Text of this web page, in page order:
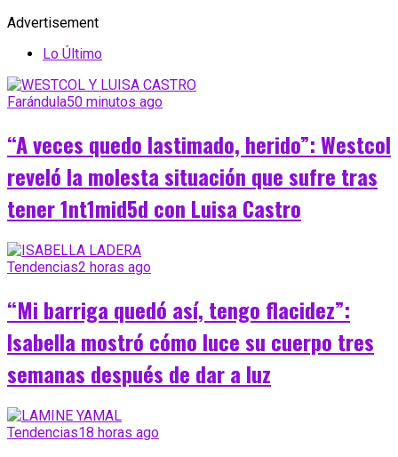
Advertisement
Lo Último
Farándula50 minutos ago
“A veces quedo lastimado, herido”: Westcol
reveló la molesta situación que sufre tras
tener 1nt1mid5d con Luisa Castro
Tendencias2 horas ago
“Mi barriga quedó así, tengo flacidez”:
Isabella mostró cómo luce su cuerpo tres
semanas después de dar a luz
Tendencias18 horas ago